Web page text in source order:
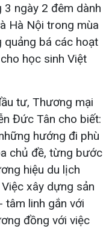
ngày 2 đêm dành
Hà Nội trong mùa
bá các hoạt
học sinh Việt
tư, Thương mại
Đức Tân cho biết:
hướng đi phù
chủ đề, từng bước
hiệu du lịch
xây dựng sản
tâm linh gắn với
đồng với việc